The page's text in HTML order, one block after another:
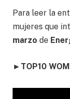
Para leer la
mujeres que
marzo de
► TOP10